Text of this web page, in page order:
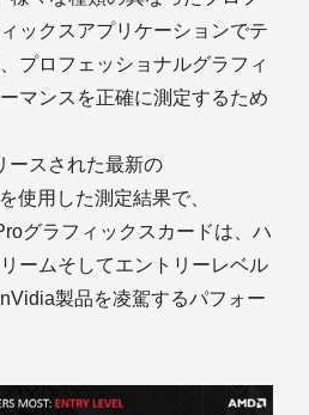
ックスアプリケーションでテ
プロフェッショナルグラフィ
マンスを正確に測定するため
ースされた最新の
使用した測定結果で、
グラフィックスカードは、ハ
ームそしてエントリーレベル
製品を凌駕するパフォー